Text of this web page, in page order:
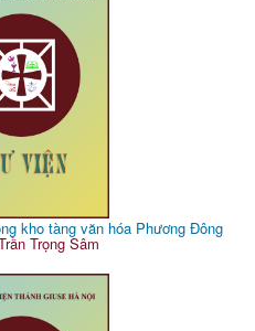
kho tàng văn hóa Phương Đông
Trọng Sâm